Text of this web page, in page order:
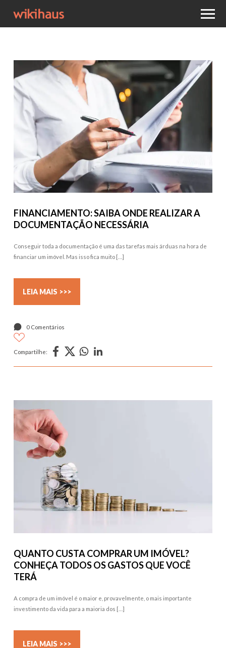
FINANCIAMENTO: SAIBA ONDE REALIZAR A
DOCUMENTAÇÃO NECESSÁRIA
Conseguir toda a documentação é uma das tarefas mais árduas na hora de
financiar um imóvel. Mas isso fica muito […]
LEIA MAIS >>>
0 Comentários
Compartilhe:
QUANTO CUSTA COMPRAR UM IMÓVEL?
CONHEÇA TODOS OS GASTOS QUE VOCÊ
TERÁ
A compra de um imóvel é o maior e, provavelmente, o mais importante
investimento da vida para a maioria dos […]
LEIA MAIS >>>